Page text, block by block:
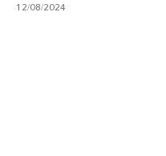
12/08/2024